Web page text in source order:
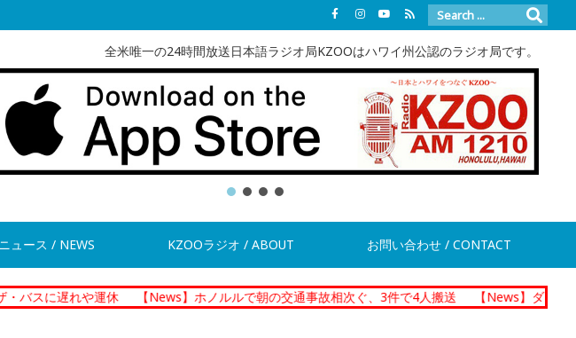
全米唯一の24時間放送日本語ラジオ局KZOOはハワイ州公認のラジオ局です。
ュース / NEWS KZOOラジオ / ABOUT お問い合わせ / CONTACT
や運休 【News】ホノルルで朝の交通事故相次ぐ、3件で4人搬送 【News】ダニエル・K・イノ